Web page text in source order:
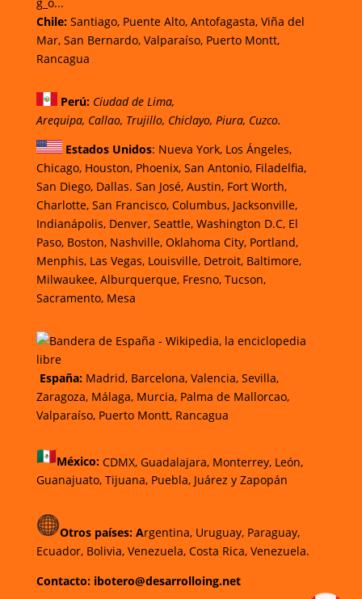
Chile: Santiago, Puente Alto, Antofagasta,Viña del
Mar, San Bernardo, Valparaíso, Puerto Montt,
Rancagua
Perú: Ciudad de Lima,
Arequipa, Callao, Trujillo, Chiclayo, Piura, Cuzco.
Estados Unidos: Nueva York, Los Ángeles,
Chicago, Houston, Phoenix, San Antonio, Filadelfia,
San Diego, Dallas. San José, Austin, Fort Worth,
Charlotte, San Francisco, Columbus, Jacksonville,
Indianápolis, Denver, Seattle, Washington D.C, El
Paso, Boston, Nashville, Oklahoma City, Portland,
Menphis, Las Vegas, Louisville, Detroit, Baltimore,
Milwaukee, Alburquerque, Fresno, Tucson,
Sacramento, Mesa
España:Madrid, Barcelona, Valencia, Sevilla,
Zaragoza, Málaga, Murcia, Palma de Mallorcao,
Valparaíso, Puerto Montt, Rancagua
México: CDMX,Guadalajara, Monterrey, León,
Guanajuato, Tijuana, Puebla,Juárez y Zapopán
Otros países: Argentina, Uruguay, Paraguay,
Ecuador, Bolivia, Venezuela, Costa Rica, Venezuela.
Contacto: ibotero@desarrolloing.net